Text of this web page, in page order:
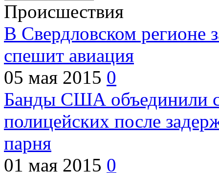
Происшествия
В Свердловском регионе
спешит авиация
05 мая 2015 0
Банды США объединили
полицейских после
парня
01 мая 2015 0